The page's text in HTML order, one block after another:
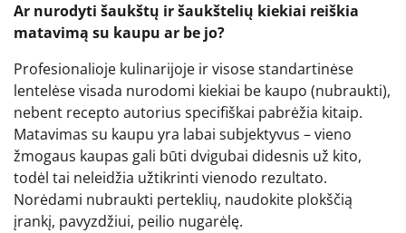
Ar nurodyti šaukštų ir šaukštelių kiekiai reiškia
matavimą su kaupu ar be jo?
Profesionalioje kulinarijoje ir visose standartinėse
lentelėse visada nurodomi kiekiai be kaupo (nubraukti),
nebent recepto autorius specifiškai pabrėžia kitaip.
Matavimas su kaupu yra labai subjektyvus – vieno
žmogaus kaupas gali būti dvigubai didesnis už kito,
todėl tai neleidžia užtikrinti vienodo rezultato.
Norėdami nubraukti perteklių, naudokite plokščią
įrankį, pavyzdžiui, peilio nugarėlę.